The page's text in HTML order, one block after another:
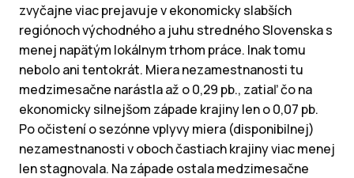
zvyčajne viac prejavuje v ekonomicky slabších
regiónoch východného a juhu stredného Slovenska s
menej napätým lokálnym trhom práce. Inak tomu
nebolo ani tentokrát. Miera nezamestnanosti tu
medzimesačne narástla až o 0,29 pb., zatiaľ čo na
ekonomicky silnejšom západe krajiny len o 0,07 pb.
Po očistení o sezónne vplyvy miera (disponibilnej)
nezamestnanosti v oboch častiach krajiny viac menej
len stagnovala. Na západe ostala medzimesačne